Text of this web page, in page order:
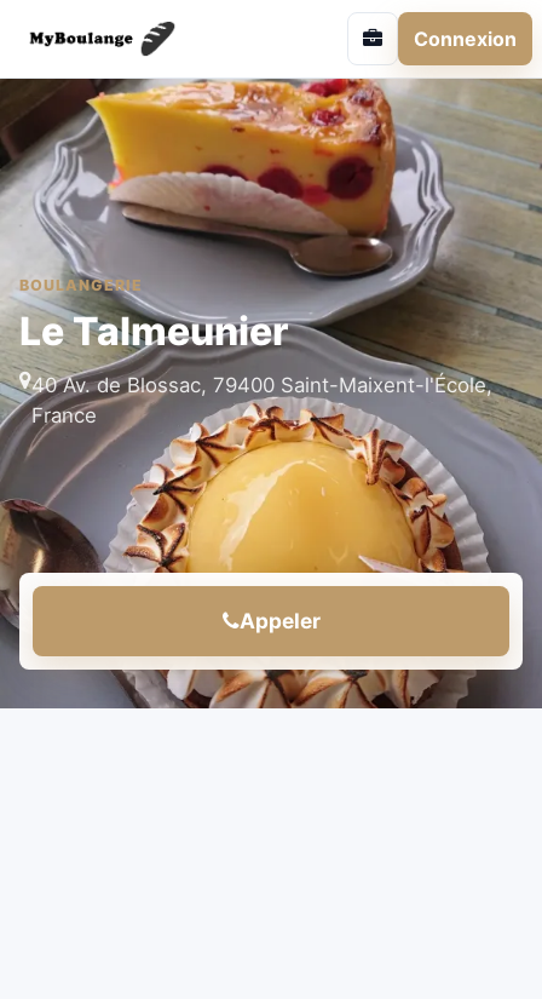
Connexion
BOULANGERIE
Le Talmeunier
40 Av. de Blossac, 79400 Saint-Maixent-l'École,
France
Appeler